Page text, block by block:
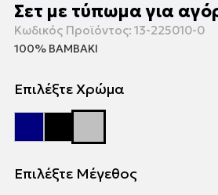
Σετ με τύπωμα για
Κωδικός Προϊόντος: 13-225010-0
100% ΒΑΜΒΑΚΙ
Επιλέξτε Χρώμα
Επιλέξτε Μέγεθος